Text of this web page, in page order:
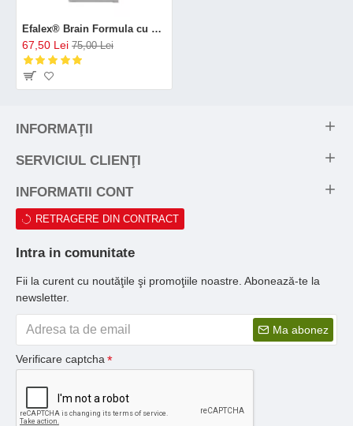
Efalex® Brain Formula cu DHA (150ml), Efamol®
67,50 Lei 75,00 Lei
INFORMAŢII
SERVICIUL CLIENŢI
INFORMATII CONT
RETRAGERE DIN CONTRACT
Intra in comunitate
Fii la curent cu noutăţile şi promoţiile noastre. Abonează-te la
newsletter.
Ma abonez
Verificare captcha